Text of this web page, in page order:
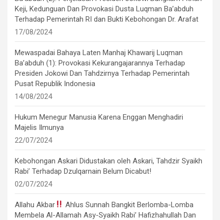
Keji, Kedunguan Dan Provokasi Dusta Luqman Ba’abduh
Terhadap Pemerintah RI dan Bukti Kebohongan Dr. Arafat
17/08/2024
Mewaspadai Bahaya Laten Manhaj Khawarij Luqman
Ba’abduh (1): Provokasi Kekurangajarannya Terhadap
Presiden Jokowi Dan Tahdzirnya Terhadap Pemerintah
Pusat Republik Indonesia
14/08/2024
Hukum Menegur Manusia Karena Enggan Menghadiri
Majelis Ilmunya
22/07/2024
Kebohongan Askari Didustakan oleh Askari, Tahdzir Syaikh
Rabi’ Terhadap Dzulqarnain Belum Dicabut!
02/07/2024
Allahu Akbar
Ahlus Sunnah Bangkit Berlomba-Lomba
Membela Al-Allamah Asy-Syaikh Rabi’ Hafizhahullah Dan